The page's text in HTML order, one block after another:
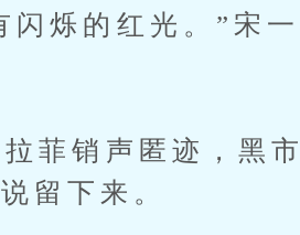
的红光。”宋一
销声匿迹，黑市
留下来。